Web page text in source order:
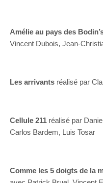
Amélie au pays des
Vincent Dubois, Jean-
Les arrivants réalisé par
Cellule 211 réalisé par
Carlos Bardem, Luis Tosar
Comme les 5 doigts de la